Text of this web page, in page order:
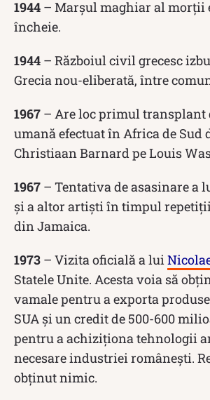
1944 – Marșul maghiar al morții
încheie.
1944 – Războiul civil grecesc
Grecia nou-eliberată, între
1967 – Are loc primul transplant
umană efectuat în Africa de Sud
Christiaan Barnard pe Louis
1967 – Tentativa de asasinare a
și a altor artiști în timpul
din Jamaica.
1973 – Vizita oficială a lui
Statele Unite. Acesta voia să
vamale pentru a exporta
SUA și un credit de 500-600
pentru a achiziționa tehnologii
necesare industriei românești.
obținut nimic.